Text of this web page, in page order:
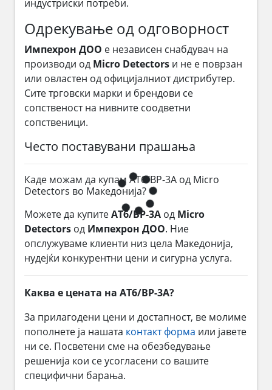
индустриски потреби.
Одрекување од одговорност
Импехрон ДОО е независен снабдувач на
производи од Micro Detectors и не е поврзан
или овластен од официјалниот дистрибутер.
Сите трговски марки и брендови се
сопственост на нивните соодветни
сопственици.
Често поставувани прашања
Каде можам да купам AT6/BP-3A од Micro
Detectors во Македонија?
Можете да купитеAT6/BP-3A од Micro
Detectors од Импехрон ДОО. Ние
опслужуваме клиенти низ цела Македонија,
нудејќи конкурентни цени и сигурна услуга.
Каква е цената на AT6/BP-3A?
За прилагодени цени и достапност, ве молиме
пополнете ја нашата контакт форма или јавете
ни се. Посветени сме на обезбедување
решенија кои се усогласени со вашите
специфични барања.